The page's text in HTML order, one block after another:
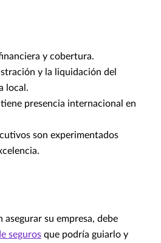
y cobertura.
y la liquidación del
local.
presencia internacional en
son experimentados
su empresa, debe
seguros que podría guiarlo y